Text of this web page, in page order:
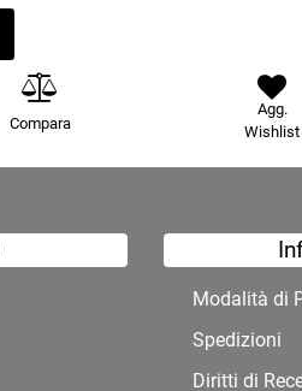
Compara
Agg.
Wishlist
Modalità di
Spedizioni
Diritti di